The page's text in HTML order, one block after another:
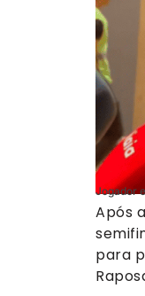
Jogador
Após
para